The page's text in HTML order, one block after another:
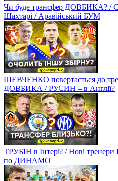
Чи буде трансфер ДОВБИКА?
Шахтарі / Аравійський БУМ
ШЕВЧЕНКО повертається до
ДОВБИКА / РУСИН – в Англії?
ТРУБІН в Інтері? / Нові
по ДИНАМО